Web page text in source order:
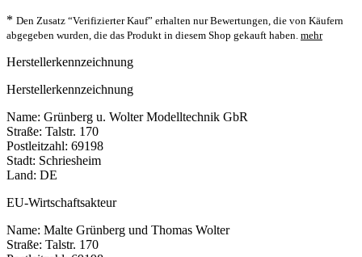
* Den Zusatz “Verifizierter Kauf” erhalten nur Bewertungen, die von Käufern
abgegeben wurden, die das Produkt in diesem Shop gekauft haben. mehr
Herstellerkennzeichnung
Herstellerkennzeichnung
Name: Grünberg u. Wolter Modelltechnik GbR
Straße: Talstr. 170
Postleitzahl: 69198
Stadt: Schriesheim
Land: DE
EU-Wirtschaftsakteur
Name: Malte Grünberg und Thomas Wolter
Straße: Talstr. 170